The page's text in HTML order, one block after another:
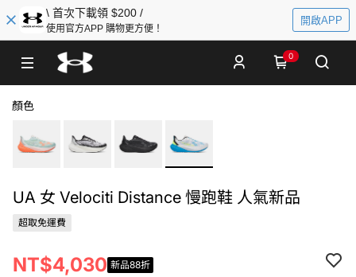
\ 首次下載領 $200 /
使用官方APP 購物更方便！
開啟APP
0
顏色
UA 女 Velociti Distance 慢跑鞋 人氣新品
超取免運費
NT$4,030 新品88折